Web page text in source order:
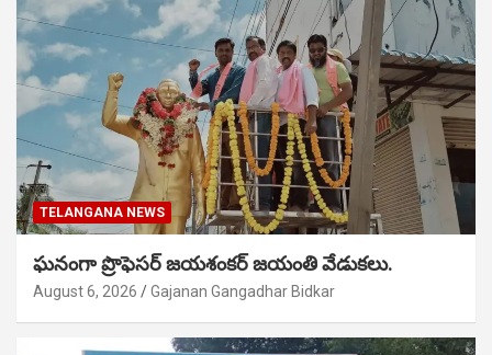
TELANGANA NEWS
ఘనంగా ప్రొఫెసర్ జయశంకర్ జయంతి వేడుకలు.
August 6, 2026 Gajanan Gangadhar Bidkar